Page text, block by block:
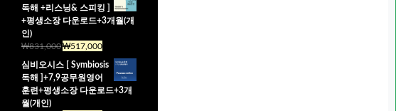
독해 +리스닝& 스피킹 ]
+평생소장 다운로드+3개월(개
인)
₩831,000₩517,000
심비오시스 [ Symbiosis
독해 ]+7,9공무원영어
훈련+평생소장 다운로드+3개
월(개인)